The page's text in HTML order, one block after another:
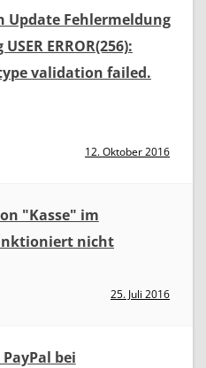
Update Fehlermeldung
ERROR(256):
validation failed.
12. Oktober 2016
"Kasse" im
nicht
25. Juli 2016
bei